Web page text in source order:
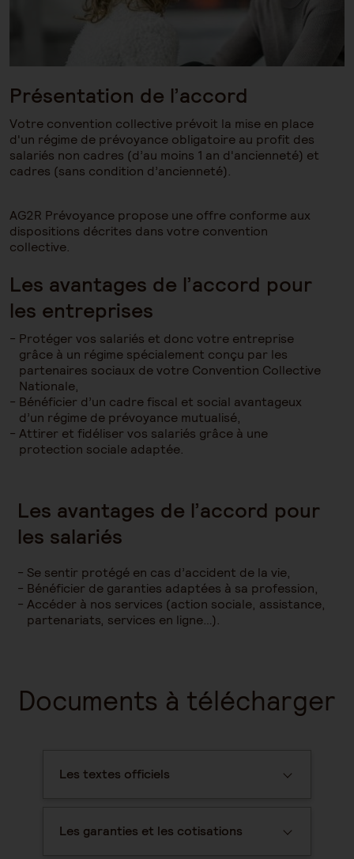
Présentation de l’accord
Votre convention collective prévoit la mise en place
d'un régime de prévoyance obligatoire au profit des
salariés non cadres (d’au moins 1 an d'ancienneté) et
cadres (sans condition d’ancienneté).
AG2R Prévoyance propose une offre conforme aux
dispositions décrites dans votre convention
collective.
Les avantages de l’accord pour
les entreprises
Protéger vos salariés et donc votre entreprise
grâce à un régime spécialement conçu par les
partenaires sociaux de votre Convention Collective
Nationale,
Bénéficier d’un cadre fiscal et social avantageux
d’un régime de prévoyance mutualisé,
Attirer et fidéliser vos salariés grâce à une
protection sociale adaptée.
Les avantages de l’accord pour
les salariés
Se sentir protégé en cas d’accident de la vie,
Bénéficier de garanties adaptées à sa profession,
Accéder à nos services (action sociale, assistance,
partenariats, services en ligne…).
Documents à télécharger
Les textes officiels
Les garanties et les cotisations